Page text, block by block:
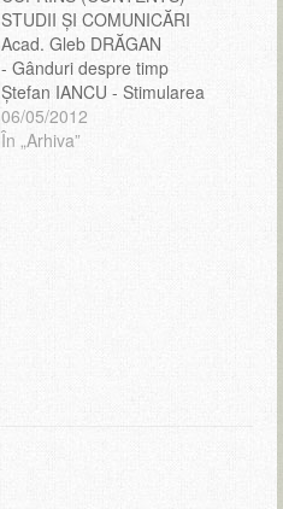
STUDII ŞI COMUNICĂRI
Acad. Gleb DRĂGAN
- Gânduri despre timp
Ştefan IANCU - Stimularea
activităţii creative,
procesul inovării şi
06/05/2012
În „Arhiva”